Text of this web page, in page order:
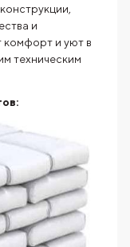
и
комфорт и уют в
техническим